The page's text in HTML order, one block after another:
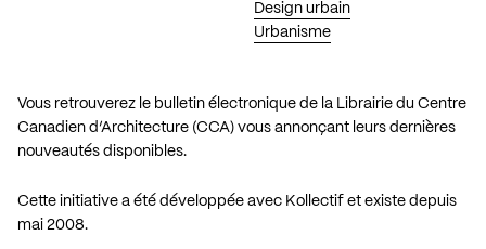
Design urbain
Urbanisme
Vous retrouverez le bulletin électronique de la Librairie du Centre
Canadien d’Architecture (CCA) vous annonçant leurs dernières
nouveautés disponibles.
Cette initiative a été développée avec Kollectif et existe depuis
mai 2008.